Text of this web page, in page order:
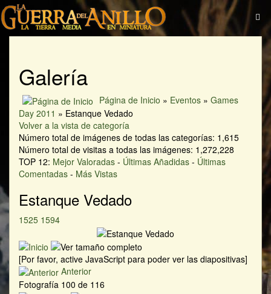
Galería
Página de Inicio » Eventos » Games
Day 2011 » Estanque Vedado
Volver a la vista de categoría
Número total de imágenes de todas las categorías: 1,615
Número total de visitas a todas las imágenes: 1,272,228
TOP 12: Mejor Valoradas - Últimas Añadidas - Últimas
Comentadas - Más Vistas
Estanque Vedado
1525 1594
[Por favor, active JavaScript para poder ver las diapositivas]
Anterior
Fotografía 100 de 116